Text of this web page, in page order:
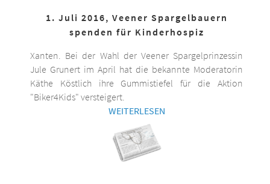
1. Juli 2016, Veener Spargelbauern
spenden für Kinderhospiz
Xanten. Bei der Wahl der Veener Spargelprinzessin
Jule Grunert im April hat die bekannte Moderatorin
Käthe Köstlich ihre Gummistiefel für die Aktion
"Biker4Kids" versteigert.
WEITERLESEN